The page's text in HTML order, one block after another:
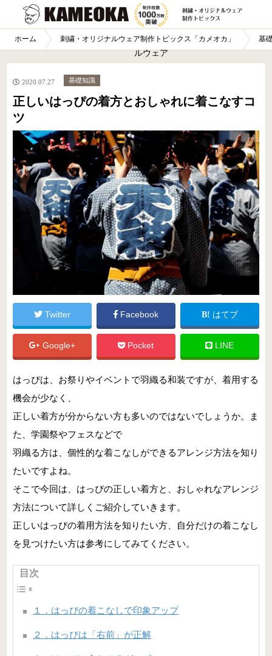
オリジナ
ルウェア
信頼 制
000万枚
突破
ホーム 刺繍・オリジナルウェア制作トピックス「カメオカ」 基
2020.07.27 基礎知識
正しいはっぴの着方とおしゃれに着こなすコ
ツ
Twitter Facebook はてブ
Google+ Pocket LINE
はっぴは、お祭りやイベントで羽織る和装ですが、着用する
機会が少なく、
正しい着方が分からない方も多いのではないでしょうか。ま
た、学園祭やフェスなどで
羽織る方は、個性的な着こなしができるアレンジ方法を知り
たいですよね。
そこで今回は、はっぴの正しい着方と、おしゃれなアレンジ
方法について詳しくご紹介していきます。
正しいはっぴの着用方法を知りたい方、自分だけの着こなし
を見つけたい方は参考にしてみてください。
目次
１．はっぴの着こなしで印象アップ
２．はっぴは「右前」が正解